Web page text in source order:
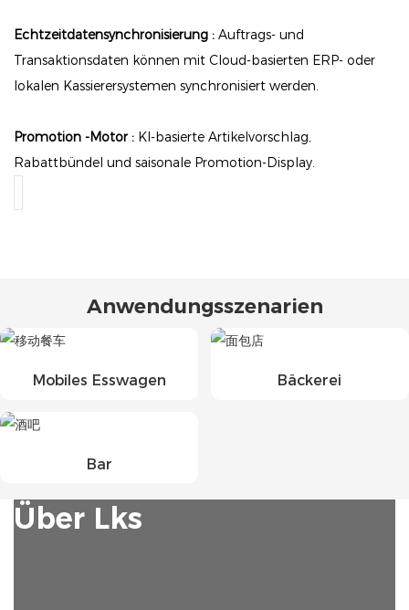
Echtzeitdatensynchronisierung : Auftrags- und
Transaktionsdaten können mit Cloud-basierten ERP- oder
lokalen Kassierersystemen synchronisiert werden.
Promotion -Motor : KI-basierte Artikelvorschlag,
Rabattbündel und saisonale Promotion-Display.
Anwendungsszenarien
Mobiles Esswagen Bäckerei
Bar
Über Lks